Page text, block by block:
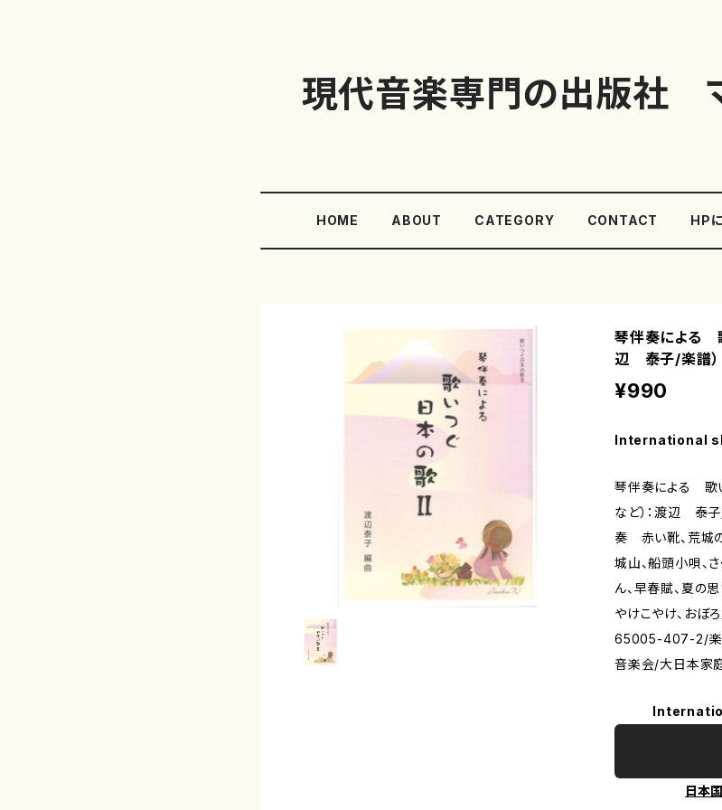
現代音楽専門の出版社
HOME ABOUT CATEGORY CONTACT HP
琴伴奏による
辺 泰子/楽譜）
¥990
International
琴伴奏による 歌
など）：渡辺 泰
奏 赤い靴、荒城の
城山、船頭小唄、
ん、早春賦、夏の
やけこやけ、お
65005-407-2/楽
音楽会/大日本家
日本